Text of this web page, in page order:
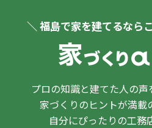
＼ 福島で家を建てるなら
プロの知識と建てた人の声
家づくりのヒントが満載
自分にぴったりの工務